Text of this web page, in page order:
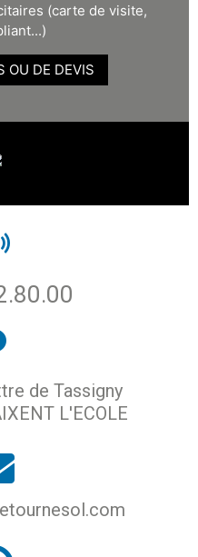
(carte de visite,
OU DE DEVIS
de Tassigny
L'ECOLE